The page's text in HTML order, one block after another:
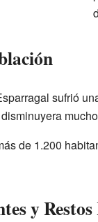
sufrió
de 1.200
y Restos